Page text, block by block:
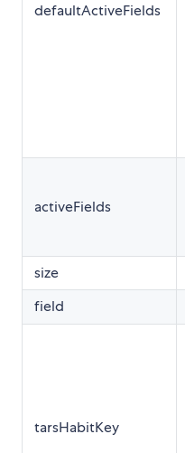
defaultActiveFields
activeFields
size
field
tarsHabitKey